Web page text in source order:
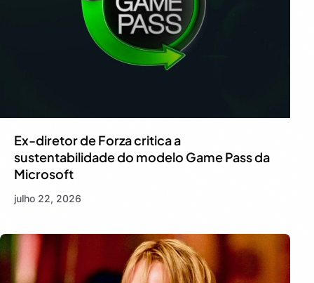
Ex-diretor de Forza critica a
sustentabilidade do modelo Game Pass da
Microsoft
julho 22, 2026